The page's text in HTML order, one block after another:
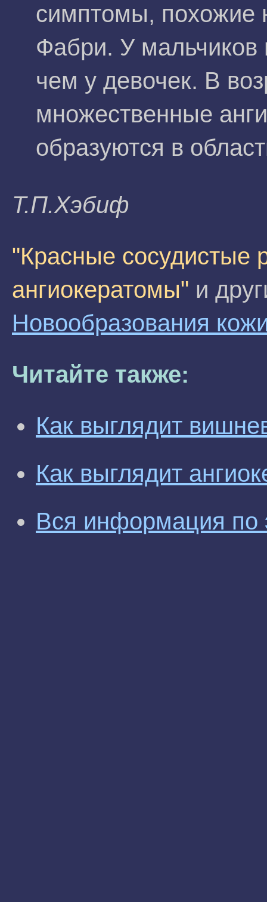
симптомы, похожие
Фабри. У мальчиков
чем у девочек. В
множественные
образуются в
Т.П.Xэбиф
"Красные сосудистые
ангиокератомы" и
Новообразования
Читайте также:
Как выглядит
Как выглядит
Вся информация по